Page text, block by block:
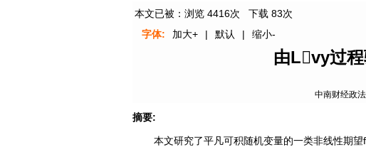
本文已被：浏览 4416次 下载 83次
字体:
加大+ | 默认 | 缩小-
由Lvy过
中南财经政
摘要:
本文研究了平凡可积随机变量的一类非线性期